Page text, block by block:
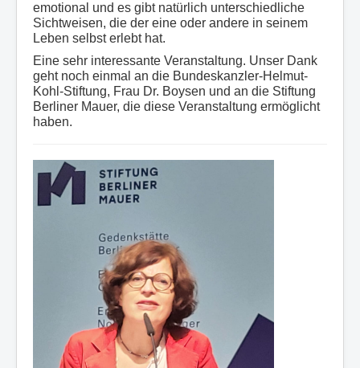
emotional und es gibt natürlich unterschiedliche
Sichtweisen, die der eine oder andere in seinem
Leben selbst erlebt hat.
Eine sehr interessante Veranstaltung. Unser Dank
geht noch einmal an die Bundeskanzler-Helmut-
Kohl-Stiftung, Frau Dr. Boysen und an die Stiftung
Berliner Mauer, die diese Veranstaltung ermöglicht
haben.